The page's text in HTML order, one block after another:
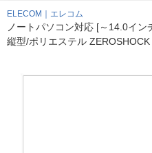
ELECOM｜エレコム
ノートパソコン対応 [～14.0イ
縦型/ポリエステル